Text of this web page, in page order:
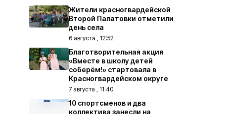
Жители красногвардейской
Второй Палатовки отметили
день села
6 августа , 12:52
Благотворительная акция
«Вместе в школу детей
соберём!» стартовала в
Красногвардейском округе
7 августа , 11:40
10 спортсменов и два
коллектива занесли на